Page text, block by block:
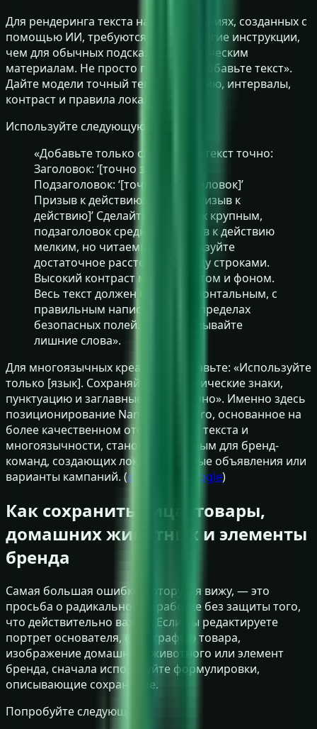
Для рендеринга текста на изображениях, созданных с
помощью ИИ, требуются более строгие инструкции,
чем для обычных подсказок к графическим
материалам. Не просто говорите «добавьте текст».
Дайте модели точный текст, иерархию, интервалы,
контраст и правила локализации.
Используйте следующую формулу:
«Добавьте только следующий текст точно:
Заголовок: ‘[точно заголовок]’
Подзаголовок: ‘[точно подзаголовок]’
Призыв к действию: ‘[точно призыв к
действию]’ Сделайте заголовок крупным,
подзаголовок средним, призыв к действию
мелким, но читаемым. Используйте
достаточное расстояние между строками.
Высокий контраст между текстом и фоном.
Весь текст должен быть горизонтальным, с
правильным написанием и в пределах
безопасных полей. Не придумывайте
лишние слова».
Для многоязычных креативов добавьте: «Используйте
только [язык]. Сохраняйте диакритические знаки,
пунктуацию и заглавные буквы точно». Именно здесь
позиционирование Nano Banana Pro, основанное на
более качественном отображении текста и
многоязычности, становится ценным для бренд-
команд, создающих локализованные объявления или
варианты кампаний. (deepmind.google)
Как сохранить лица, товары,
домашних животных и элементы
бренда
Самая большая ошибка, которую я вижу, — это
просьба о радикальной обработке без защиты того,
что действительно важно. Если вы редактируете
портрет основателя, фотографию товара,
изображение домашнего животного или элемент
бренда, сначала используйте формулировки,
описывающие сохранение.
Попробуйте следующее: